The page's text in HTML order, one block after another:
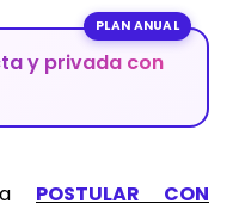
PLAN ANUAL
y privada con
POSTULAR CON